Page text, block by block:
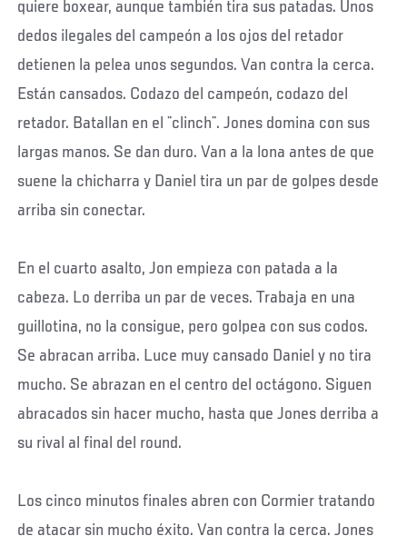
quiere boxear, aunque también tira sus patadas. Unos
dedos ilegales del campeón a los ojos del retador
detienen la pelea unos segundos. Van contra la cerca.
Están cansados. Codazo del campeón, codazo del
retador. Batallan en el ¨clinch¨. Jones domina con sus
largas manos. Se dan duro. Van a la lona antes de que
suene la chicharra y Daniel tira un par de golpes desde
arriba sin conectar.
En el cuarto asalto, Jon empieza con patada a la
cabeza. Lo derriba un par de veces. Trabaja en una
guillotina, no la consigue, pero golpea con sus codos.
Se abracan arriba. Luce muy cansado Daniel y no tira
mucho. Se abrazan en el centro del octágono. Siguen
abracados sin hacer mucho, hasta que Jones derriba a
su rival al final del round.
Los cinco minutos finales abren con Cormier tratando
de atacar sin mucho éxito. Van contra la cerca. Jones